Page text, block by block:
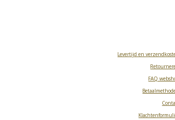
Levertijd en
FAQ